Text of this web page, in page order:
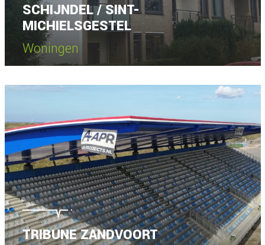
SCHIJNDEL / SINT-
MICHIELSGESTEL
Woningen
TRIBUNE ZANDVOORT